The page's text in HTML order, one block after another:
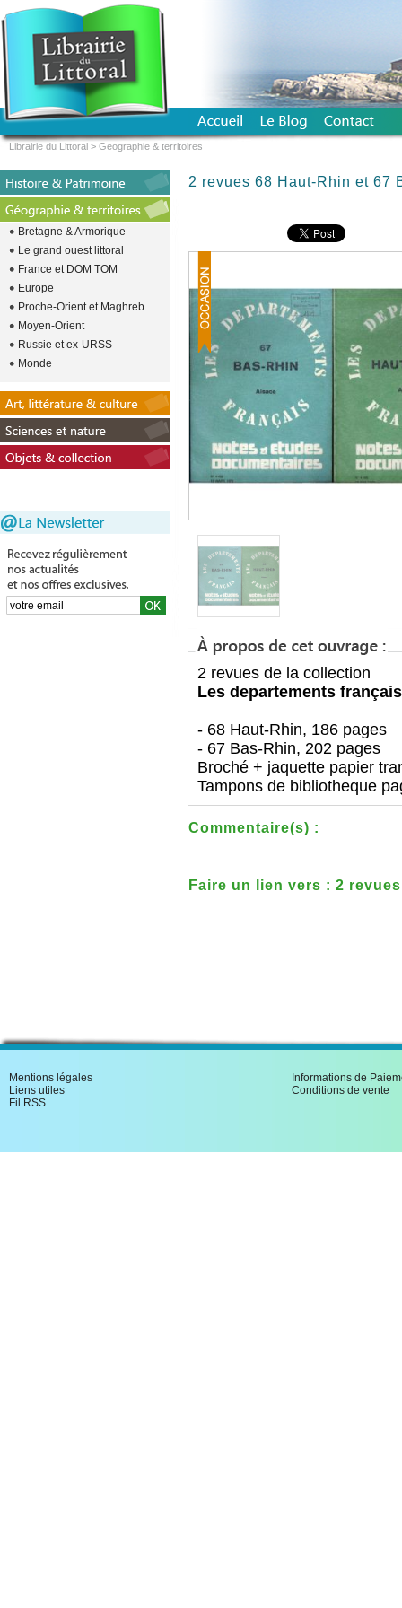
2 revues 68 Haut-Rhin et 67
2 revues de la collection
Les departements français
- 68 Haut-Rhin, 186 pages
- 67 Bas-Rhin, 202 pages
Broché + jaquette papier
Tampons de bibliotheque
Commentaire(s) :
Faire un lien vers : 2
Bretagne & Armorique
Le grand ouest littoral
France et DOM TOM
Europe
Proche-Orient et Maghreb
Moyen-Orient
Russie et ex-URSS
Monde
Librairie du Littoral > Geographie & territoires
Mentions légales
Liens utiles
Fil RSS
Informations de
Conditions de vente